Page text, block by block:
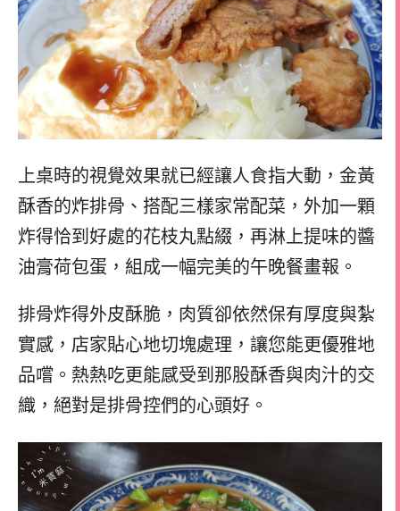
上桌時的視覺效果就已經讓人食指大動，金黃
酥香的炸排骨、搭配三樣家常配菜，外加一顆
炸得恰到好處的花枝丸點綴，再淋上提味的醬
油膏荷包蛋，組成一幅完美的午晚餐畫報。
排骨炸得外皮酥脆，肉質卻依然保有厚度與紮
實感，店家貼心地切塊處理，讓您能更優雅地
品嚐。熱熱吃更能感受到那股酥香與肉汁的交
織，絕對是排骨控們的心頭好。